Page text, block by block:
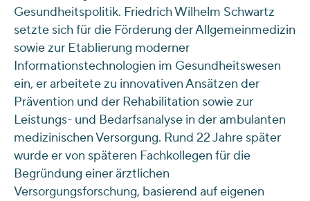
Gesundheitspolitik. Friedrich Wilhelm Schwartz
setzte sich für die Förderung der Allgemeinmedizin
sowie zur Etablierung moderner
Informationstechnologien im Gesundheitswesen
ein, er arbeitete zu innovativen Ansätzen der
Prävention und der Rehabilitation sowie zur
Leistungs- und Bedarfsanalyse in der ambulanten
medizinischen Versorgung. Rund 22 Jahre später
wurde er von späteren Fachkollegen für die
Begründung einer ärztlichen
Versorgungsforschung, basierend auf eigenen